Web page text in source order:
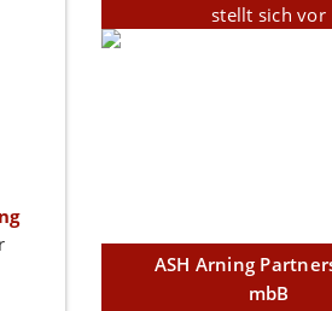
stellt sich vor
ASH Arning
mbB